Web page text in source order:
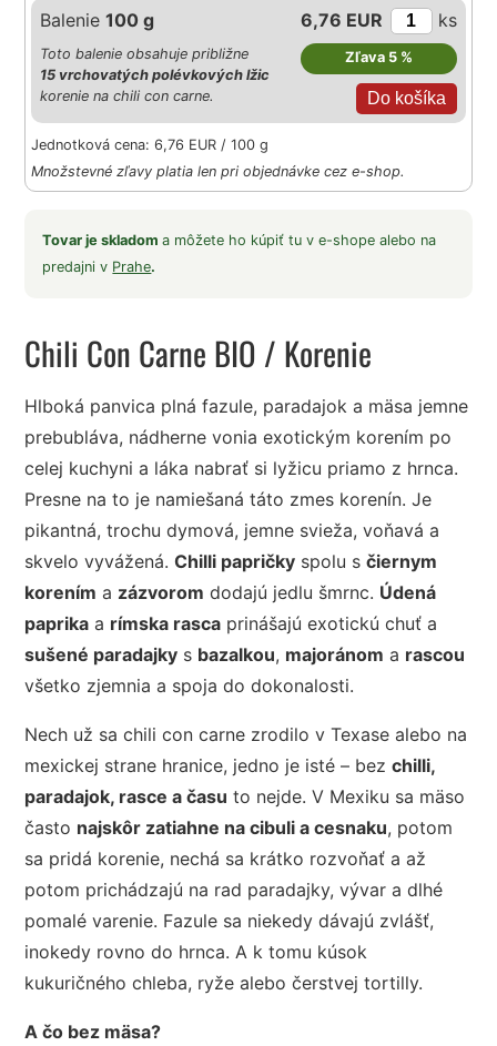
Balenie100 g 6,76 EUR ks
Zľava 5 %
Toto balenie obsahuje približne
15 vrchovatých polévkových lžic
korenie na chili con carne.
Jednotková cena: 6,76 EUR / 100 g
Množstevné zľavy platia len pri objednávke cez e-shop.
Tovar je skladoma môžete ho kúpiť tu v e-shope alebo na
predajni v Prahe.
Chili Con Carne BIO / Korenie
Hlboká panvica plná fazule, paradajok a mäsa jemne
prebubláva, nádherne vonia exotickým korením po
celej kuchyni a láka nabrať si lyžicu priamo z hrnca.
Presne na to je namiešaná táto zmes korenín. Je
pikantná, trochu dymová, jemne svieža, voňavá a
skvelo vyvážená.Chilli papričky spolu sčiernym
korením a zázvorom dodajú jedlu šmrnc. Údená
paprika a rímska rasca prinášajú exotickú chuť a
sušené paradajky s bazalkou, majoránom a rascou
všetko zjemnia a spoja do dokonalosti.
Nech už sa chili con carne zrodilo v Texase alebo na
mexickej strane hranice, jedno je isté – bezchilli,
paradajok, rasce a času to nejde. V Mexiku sa mäso
často najskôr zatiahne na cibuli a cesnaku, potom
sa pridá korenie, nechá sa krátko rozvoňať a až
potom prichádzajú na rad paradajky, vývar a dlhé
pomalé varenie. Fazule sa niekedy dávajú zvlášť,
inokedy rovno do hrnca. A k tomu kúsok
kukuričného chleba, ryže alebo čerstvej tortilly.
A čo bez mäsa?